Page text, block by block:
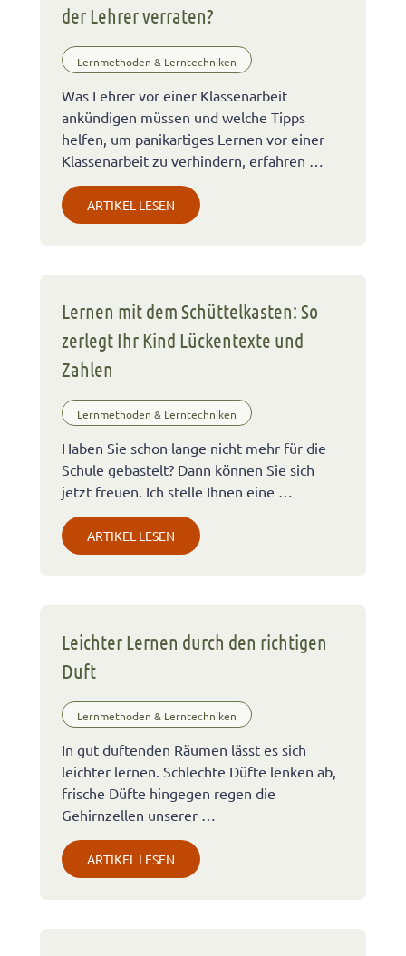
der Lehrer verraten?
Lernmethoden & Lerntechniken
Was Lehrer vor einer Klassenarbeit
ankündigen müssen und welche Tipps
helfen, um panikartiges Lernen vor einer
Klassenarbeit zu verhindern, erfahren …
ARTIKEL LESEN
Lernen mit dem Schüttelkasten: So
zerlegt Ihr Kind Lückentexte und
Zahlen
Lernmethoden & Lerntechniken
Haben Sie schon lange nicht mehr für die
Schule gebastelt? Dann können Sie sich
jetzt freuen. Ich stelle Ihnen eine …
ARTIKEL LESEN
Leichter Lernen durch den richtigen
Duft
Lernmethoden & Lerntechniken
In gut duftenden Räumen lässt es sich
leichter lernen. Schlechte Düfte lenken ab,
frische Düfte hingegen regen die
Gehirnzellen unserer …
ARTIKEL LESEN